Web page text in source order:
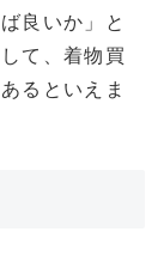
良いか」と
て、着物買
るといえま